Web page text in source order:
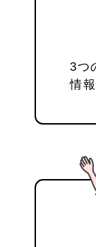
3つ
情